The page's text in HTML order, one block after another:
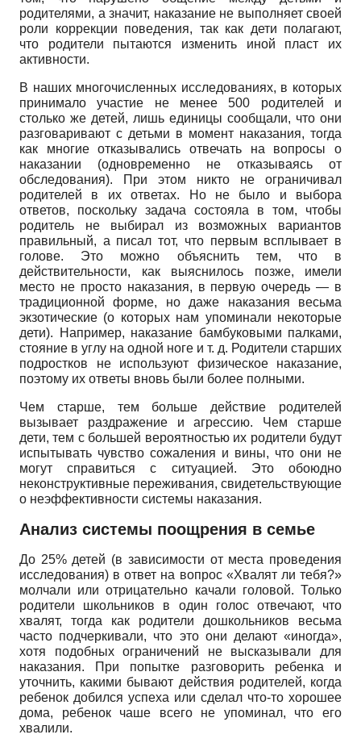
родителями, а значит, наказание не выполняет своей
роли коррекции поведения, так как дети полагают,
что родители пытаются изменить иной пласт их
активности.
В наших многочисленных исследованиях, в которых
принимало участие не менее 500 родителей и
столько же детей, лишь единицы сообщали, что они
разговаривают с детьми в момент наказания, тогда
как многие отказывались отвечать на вопросы о
наказании (одновременно не отказываясь от
обследования). При этом никто не ограничивал
родителей в их ответах. Но не было и выбора
ответов, поскольку задача состояла в том, чтобы
родитель не выбирал из возможных вариантов
правильный, а писал тот, что первым всплывает в
голове. Это можно объяснить тем, что в
действительности, как выяснилось позже, имели
место не просто наказания, в первую очередь — в
традиционной форме, но даже наказания весьма
экзотические (о которых нам упоминали некоторые
дети). Например, наказание бамбуковыми палками,
стояние в углу на одной ноге и т. д. Родители старших
подростков не используют физическое наказание,
поэтому их ответы вновь были более полными.
Чем старше, тем больше действие родителей
вызывает раздражение и агрессию. Чем старше
дети, тем с большей вероятностью их родители будут
испытывать чувство сожаления и вины, что они не
могут справиться с ситуацией. Это обоюдно
неконструктивные переживания, свидетельствующие
о неэффективности системы наказания.
Анализ системы поощрения в семье
До 25% детей (в зависимости от места проведения
исследования) в ответ на вопрос «Хвалят ли тебя?»
молчали или отрицательно качали головой. Только
родители школьников в один голос отвечают, что
хвалят, тогда как родители дошкольников весьма
часто подчеркивали, что это они делают «иногда»,
хотя подобных ограничений не высказывали для
наказания. При попытке разговорить ребенка и
уточнить, какими бывают действия родителей, когда
ребенок добился успеха или сделал что-то хорошее
дома, ребенок чаше всего не упоминал, что его
хвалили.